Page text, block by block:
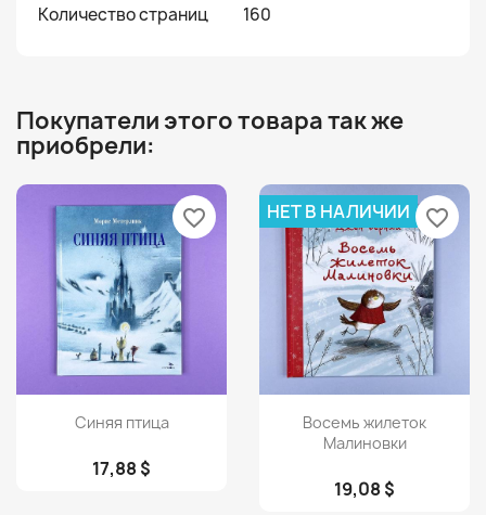
Количество страниц
160
Покупатели этого товара так же
приобрели:
Просмотр
Синяя птица
17,88 $
favorite_border
Просмотр
Восемь жилеток
Малиновки
19,08 $
НЕТ В НАЛИЧИИ favorite_border